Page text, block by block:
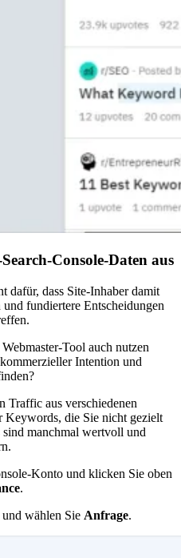
Console-Daten aus
dafür, dass Site-Inhaber damit
fundiertere Entscheidungen
Tool auch nutzen
Intention und
Traffic aus verschiedenen
Keywords, die Sie nicht gezielt
manchmal wertvoll und
Konto und klicken Sie oben
.
und wählen Sie Anfrage.